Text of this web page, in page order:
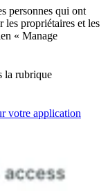
personnes qui ont
les propriétaires et les
« Manage
la rubrique
votre application